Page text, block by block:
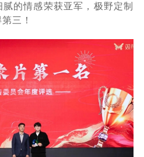
的情感荣获亚军，极野定制
三！